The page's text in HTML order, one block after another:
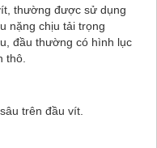
thường được sử dụng
nặng chịu tải trọng
đầu thường có hình lục
thô.
trên đầu vít.